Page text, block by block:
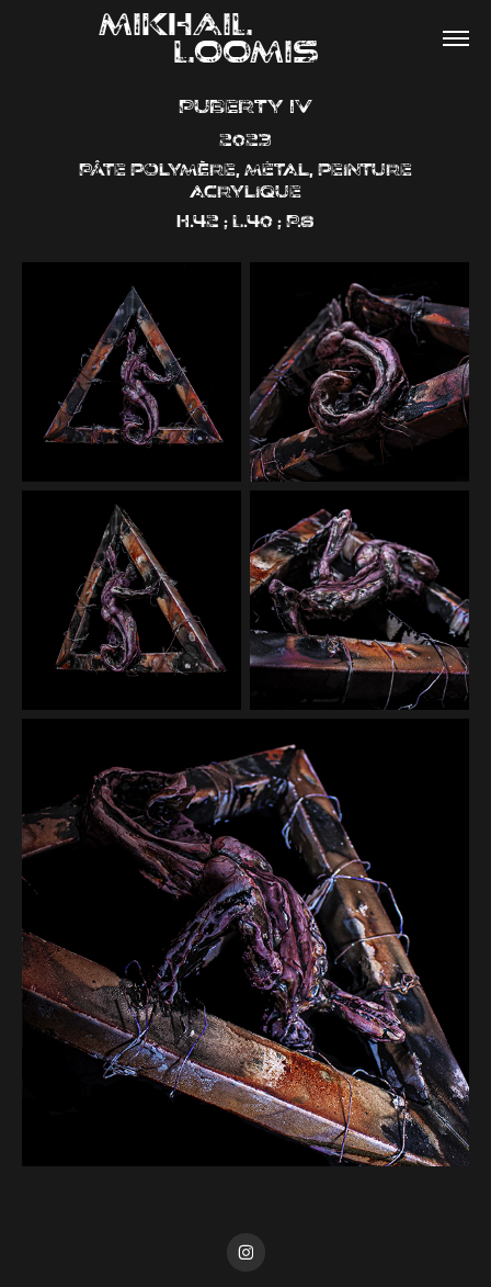
MIKHAIL
LOOMIS
Puberty IV
2023
Pâte polymère, métal, peinture
acrylique
H.42 ; L.40 ; P.8